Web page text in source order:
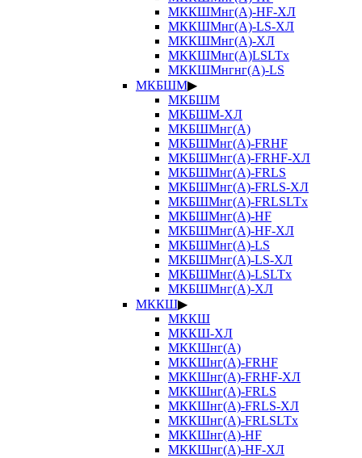
МККШМнг(А)-HF-ХЛ
МККШМнг(А)-LS-ХЛ
МККШМнг(А)-ХЛ
МККШМнг(А)LSLTx
МККШМнгнг(А)-LS
МКБШМ▶
МКБШМ
МКБШМ-ХЛ
МКБШМнг(А)
МКБШМнг(А)-FRHF
МКБШМнг(А)-FRHF-ХЛ
МКБШМнг(А)-FRLS
МКБШМнг(А)-FRLS-ХЛ
МКБШМнг(А)-FRLSLTx
МКБШМнг(А)-HF
МКБШМнг(А)-HF-ХЛ
МКБШМнг(А)-LS
МКБШМнг(А)-LS-ХЛ
МКБШМнг(А)-LSLTx
МКБШМнг(А)-ХЛ
МККШ▶
МККШ
МККШ-ХЛ
МККШнг(А)
МККШнг(А)-FRHF
МККШнг(А)-FRHF-ХЛ
МККШнг(А)-FRLS
МККШнг(А)-FRLS-ХЛ
МККШнг(А)-FRLSLTx
МККШнг(А)-HF
МККШнг(А)-HF-ХЛ